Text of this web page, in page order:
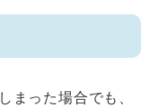
まった場合でも、